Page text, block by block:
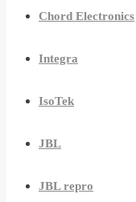
Chord Electronics
Integra
IsoTek
JBL
JBL repro